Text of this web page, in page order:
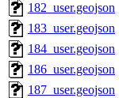
182_user.geojson
183_user.geojson
184_user.geojson
186_user.geojson
187_user.geojson